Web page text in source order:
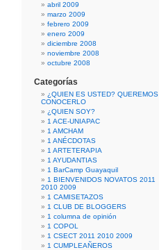
abril 2009
marzo 2009
febrero 2009
enero 2009
diciembre 2008
noviembre 2008
octubre 2008
Categorías
¿QUIEN ES USTED? QUEREMOS
CONOCERLO
¿QUIEN SOY?
1 ACE-UNIAPAC
1 AMCHAM
1 ANÉCDOTAS
1 ARTETERAPIA
1 AYUDANTIAS
1 BarCamp Guayaquil
1 BIENVENIDOS NOVATOS 2011
2010 2009
1 CAMISETAZOS
1 CLUB DE BLOGGERS
1 columna de opinión
1 COPOL
1 CSECT 2011 2010 2009
1 CUMPLEAÑEROS